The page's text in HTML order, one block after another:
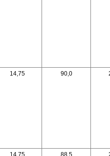
14,75 90,0
14,75 88,5